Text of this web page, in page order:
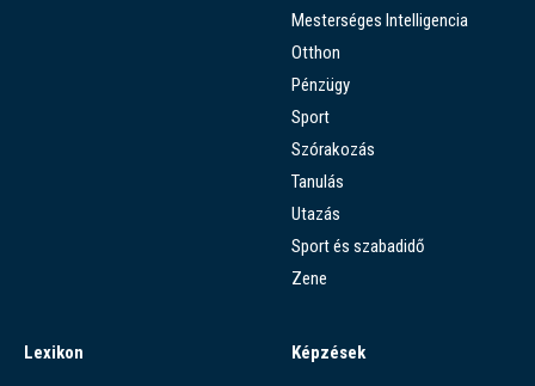
Mesterséges Intelligencia
Otthon
Pénzügy
Sport
Szórakozás
Tanulás
Utazás
Sport és szabadidő
Zene
Lexikon
Képzések